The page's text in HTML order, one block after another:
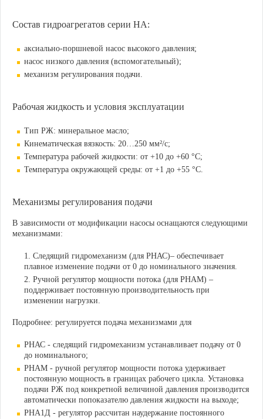
Состав гидроагрегатов серии НА:
аксиально-поршневой насос высокого давления;
насос низкого давления (вспомогательный);
механизм регулирования подачи.
Рабочая жидкость и условия эксплуатации
Тип РЖ: минеральное масло;
Кинематическая вязкость: 20…250 мм²/с;
Температура рабочей жидкости: от +10 до +60 °С;
Температура окружающей среды: от +1 до +55 °С.
Механизмы регулирования подачи
В зависимости от модификации насосы оснащаются следующими
механизмами:
Следящий гидромеханизм (для РНАС)– обеспечивает
плавное изменение подачи от 0 до номинального значения.
Ручной регулятор мощности потока (для РНАМ) –
поддерживает постоянную производительность при
изменении нагрузки.
Подробнее: регулируется подача механизмами для
РНАС - следящий гидромеханизм устанавливает подачу от 0
до номинального;
РНАМ - ручной регулятор мощности потока удерживает
постоянную мощность в границах рабочего цикла. Установка
подачи РЖ под конкретной величиной давления производится
автоматически попоказателю давления жидкости на выходе;
РНА1Д - регулятор рассчитан наудержание постоянного